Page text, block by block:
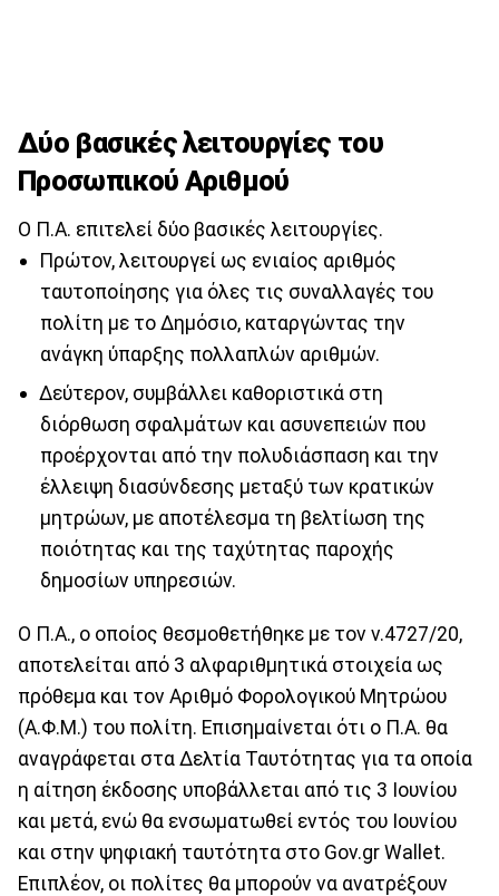
Δύο βασικές λειτουργίες του
Προσωπικού Αριθμού
Ο Π.Α. επιτελεί δύο βασικές λειτουργίες.
Πρώτον, λειτουργεί ως ενιαίος αριθμός
ταυτοποίησης για όλες τις συναλλαγές του
πολίτη με το Δημόσιο, καταργώντας την
ανάγκη ύπαρξης πολλαπλών αριθμών.
Δεύτερον, συμβάλλει καθοριστικά στη
διόρθωση σφαλμάτων και ασυνεπειών που
προέρχονται από την πολυδιάσπαση και την
έλλειψη διασύνδεσης μεταξύ των κρατικών
μητρώων, με αποτέλεσμα τη βελτίωση της
ποιότητας και της ταχύτητας παροχής
δημοσίων υπηρεσιών.
Ο Π.Α., ο οποίος θεσμοθετήθηκε με τον ν.4727/20,
αποτελείται από 3 αλφαριθμητικά στοιχεία ως
πρόθεμα και τον Αριθμό Φορολογικού Μητρώου
(Α.Φ.Μ.) του πολίτη. Επισημαίνεται ότι ο Π.Α. θα
αναγράφεται στα Δελτία Ταυτότητας για τα οποία
η αίτηση έκδοσης υποβάλλεται από τις 3 Ιουνίου
και μετά, ενώ θα ενσωματωθεί εντός του Ιουνίου
και στην ψηφιακή ταυτότητα στο Gov.gr Wallet.
Επιπλέον, οι πολίτες θα μπορούν να ανατρέξουν